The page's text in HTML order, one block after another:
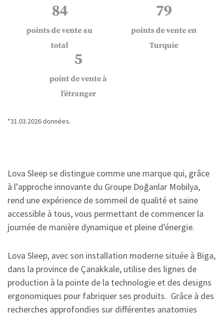
84
points de vente au
total
79
points de vente en
Turquie
5
point de vente à
l’étranger
*31.03.2026 données.
Lova Sleep se distingue comme une marque qui, grâce
à l’approche innovante du Groupe Doğanlar Mobilya,
rend une expérience de sommeil de qualité et saine
accessible à tous, vous permettant de commencer la
journée de manière dynamique et pleine d'énergie.
Lova Sleep, avec son installation moderne située à Biga,
dans la province de Çanakkale, utilise des lignes de
production à la pointe de la technologie et des designs
ergonomiques pour fabriquer ses produits. Grâce à des
recherches approfondies sur différentes anatomies